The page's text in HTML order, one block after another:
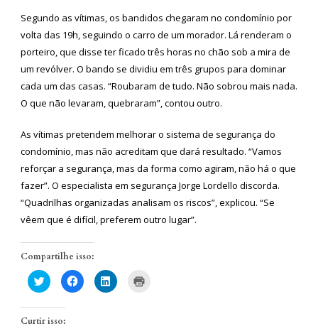
Segundo as vítimas, os bandidos chegaram no condomínio por
volta das 19h, seguindo o carro de um morador. Lá renderam o
porteiro, que disse ter ficado três horas no chão sob a mira de
um revólver. O bando se dividiu em três grupos para dominar
cada um das casas. “Roubaram de tudo. Não sobrou mais nada.
O que não levaram, quebraram”, contou outro.
As vítimas pretendem melhorar o sistema de segurança do
condomínio, mas não acreditam que dará resultado. “Vamos
reforçar a segurança, mas da forma como agiram, não há o que
fazer”. O especialista em segurança Jorge Lordello discorda.
“Quadrilhas organizadas analisam os riscos”, explicou. “Se
vêem que é difícil, preferem outro lugar”.
Compartilhe isso:
Clique
para
compartilhar
no
em
Clique
para
compartilhar
Clique
para
Curtir isso: